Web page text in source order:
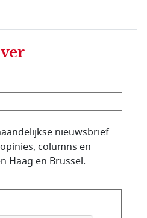
nieuwsbrief
columns en
Haag en Brussel.